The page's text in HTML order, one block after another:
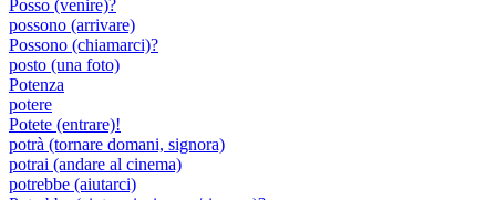
Posso (venire)?
possono (arrivare)
Possono (chiamarci)?
posto (una foto)
Potenza
potere
Potete (entrare)!
potrà (tornare domani, signora)
potrai (andare al cinema)
potrebbe (aiutarci)